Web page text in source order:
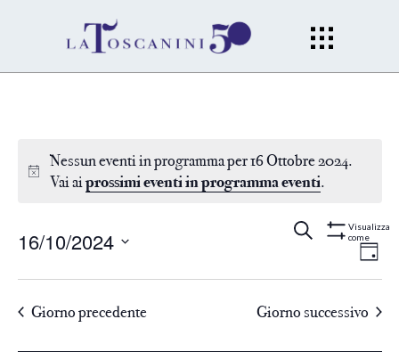
Nessun eventi in programma per 16 Ottobre 2024.
Vai aiprossimi eventi in programma eventi.
Eventi
e
Cerca
Mostra
Visualizza
come
16/10/2024
data.Giorno precedente Giorno successivo